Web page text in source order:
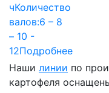
чКоличество
валов:6 – 8
– 10 -
12Подробнее
Наши линии по
картофеля